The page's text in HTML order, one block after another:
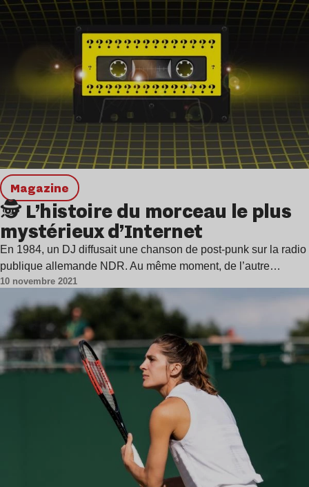
magazine
🕵️ L’histoire du morceau le plus
mystérieux d’Internet
En 1984, un DJ diffusait une chanson de post-punk sur la radio
publique allemande NDR. Au même moment, de l’autre…
10 novembre 2021